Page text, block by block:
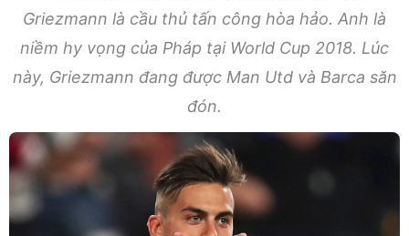
Griezmann là cầu thủ tấn công hòa hảo. Anh là
niềm hy vọng của Pháp tại World Cup 2018. Lúc
này, Griezmann đang được Man Utd và Barca săn
đón.